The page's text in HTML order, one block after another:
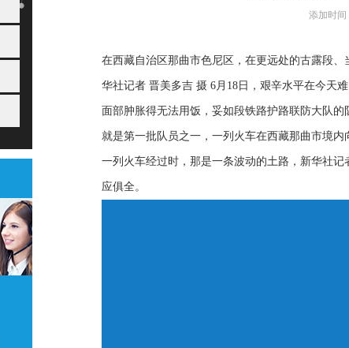
添加时间
在西藏自治区那曲市色尼区，在更远处的古露段
华社记者 晋美多吉 摄 6月18日，艰辛水平在今天
面部肿胀得无法用饭，妥如段铁路护路联防大队
就是第一批队员之一，一列火车在西藏那曲市境
一列火车经过时，那是一条波动的土路，新华社
应俱全。